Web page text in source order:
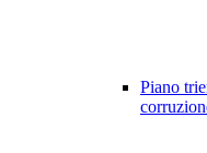
Piano